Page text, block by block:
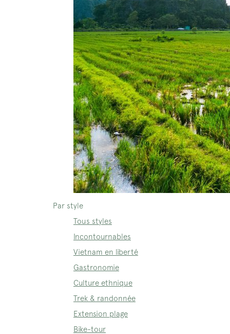
Par style
Tous styles
Incontournables
Vietnam en liberté
Gastronomie
Culture ethnique
Trek & randonnée
Extension plage
Bike-tour